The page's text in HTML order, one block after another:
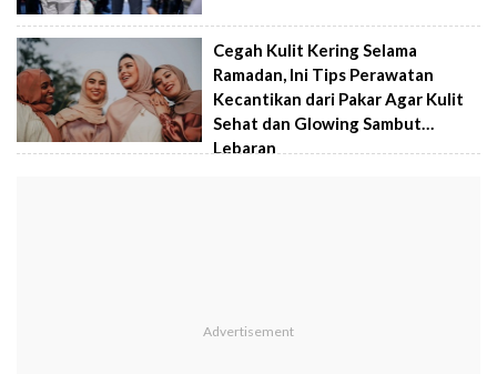
Cegah Kulit Kering Selama
Ramadan, Ini Tips Perawatan
Kecantikan dari Pakar Agar Kulit
Sehat dan Glowing Sambut
Lebaran